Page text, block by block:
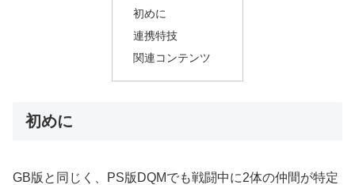
初めに
連携特技
関連コンテンツ
初めに
GB版と同じく、PS版DQMでも戦闘中に2体の仲間が特定